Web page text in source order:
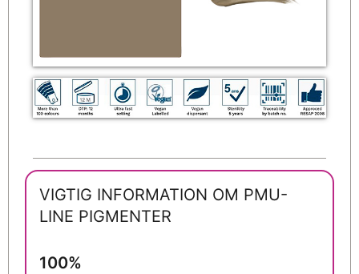
VIGTIG INFORMATION OM PMU-
LINE PIGMENTER
100%